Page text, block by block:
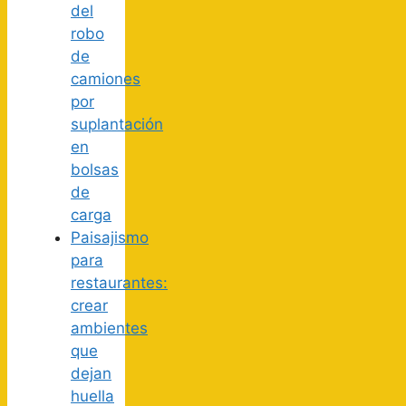
del
robo
de
camiones
por
suplantación
en
bolsas
de
carga
Paisajismo
para
restaurantes:
crear
ambientes
que
dejan
huella